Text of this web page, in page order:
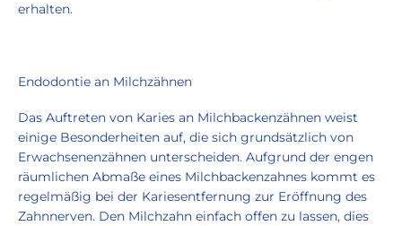
erhalten.
Endodontie an Milchzähnen
Das Auftreten von Karies an Milchbackenzähnen weist
einige Besonderheiten auf, die sich grundsätzlich von
Erwachsenenzähnen unterscheiden. Aufgrund der engen
räumlichen Abmaße eines Milchbackenzahnes kommt es
regelmäßig bei der Kariesentfernung zur Eröffnung des
Zahnnerven. Den Milchzahn einfach offen zu lassen, dies